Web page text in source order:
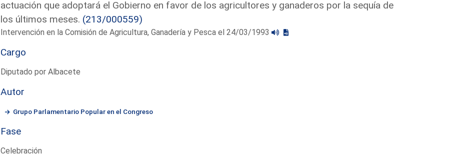
actuación que adoptará el Gobierno en favor de los agricultores y ganaderos por la sequía de
los últimos meses. (213/000559)
Intervención en la Comisión de Agricultura, Ganadería y Pesca el 24/03/1993
Cargo
Diputado por Albacete
Autor
Grupo Parlamentario Popular en el Congreso
Fase
Celebración